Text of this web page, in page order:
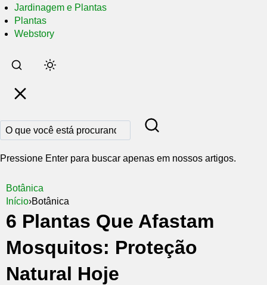
Jardinagem e Plantas
Plantas
Webstory
Pular
para
conteúdo
principal
Pressione Enter para buscar apenas em nossos artigos.
Botânica
Início›Botânica
6 Plantas Que Afastam
Mosquitos: Proteção
Natural Hoje